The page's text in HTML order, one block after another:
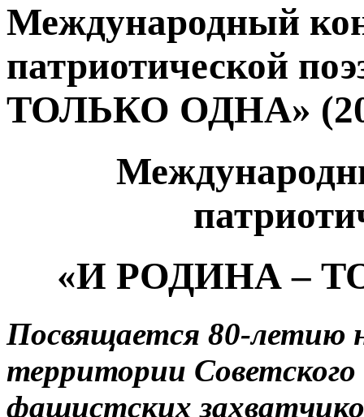
Международный
патриотической
ТОЛЬКО ОДНА»
«И РОДИНА –
Посвящается 80-летию
территории
фашистских